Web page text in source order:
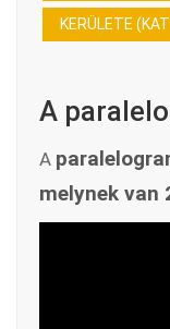
KERÜLETE
A
A
melynek van